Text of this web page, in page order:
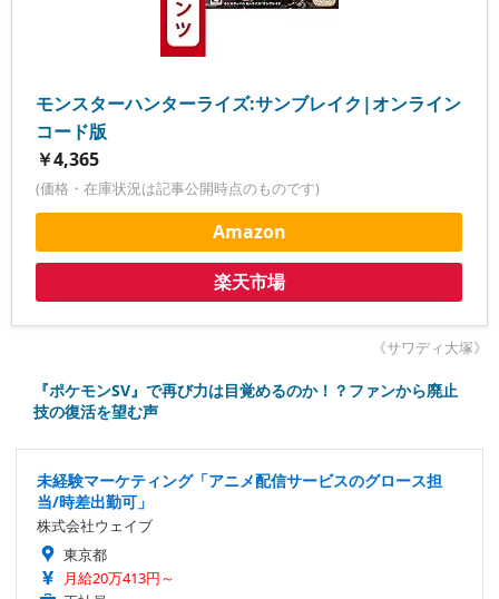
モンスターハンターライズ:サンブレイク|オンライン
コード版
￥4,365
(価格・在庫状況は記事公開時点のものです)
Amazon
楽天市場
《サワディ大塚》
『ポケモンSV』で再び力は目覚めるのか！？ファンから廃止
技の復活を望む声
未経験マーケティング「アニメ配信サービスのグロース担
当/時差出勤可」
株式会社ウェイブ
東京都
月給20万413円～